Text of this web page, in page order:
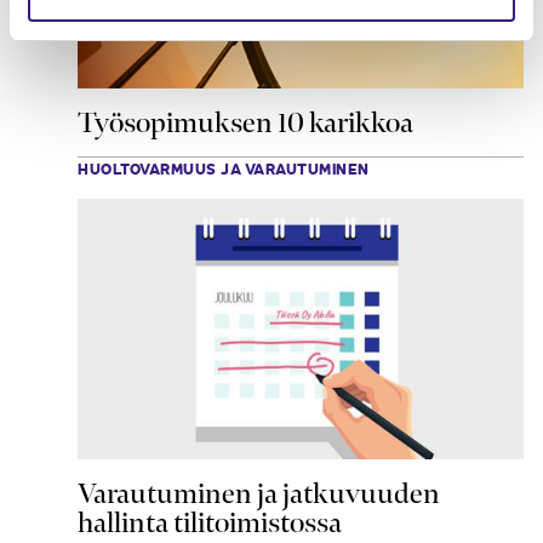
Työsopimuksen 10 karikkoa
HUOLTOVARMUUS JA VARAUTUMINEN
Varautuminen ja jatkuvuuden
hallinta tilitoimistossa